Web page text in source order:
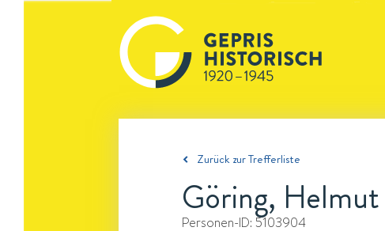
Zurück zur Trefferliste
Göring, Helmut
Personen-ID: 5103904